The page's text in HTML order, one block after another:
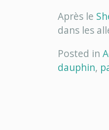
Après le
dans les
Posted in
dauphin,